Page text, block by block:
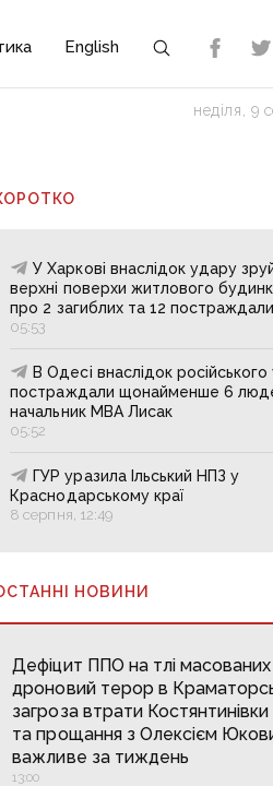
English
неділя, 9
У Харкові внаслідок удару
верхні поверхи житлового
про 2 загиблих та 12
05:53
В Одесі внаслідок
постраждали щонайменше 6
начальник МВА Лисак
05:52
ГУР уразила Ільський НПЗ у
Краснодарському краї
8 серпня, 12:49
НОВИНИ
Дефіцит ППО на тлі масованих
дроновий терор в
загроза втрати Костянтинівки
та прощання з Олексієм
важливе за тиждень
13:00